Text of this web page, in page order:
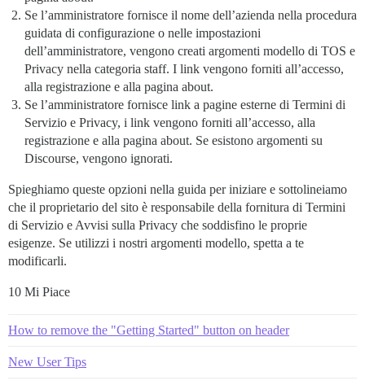
Se l’amministratore fornisce il nome dell’azienda nella procedura
guidata di configurazione o nelle impostazioni
dell’amministratore, vengono creati argomenti modello di TOS e
Privacy nella categoria staff. I link vengono forniti all’accesso,
alla registrazione e alla pagina about.
Se l’amministratore fornisce link a pagine esterne di Termini di
Servizio e Privacy, i link vengono forniti all’accesso, alla
registrazione e alla pagina about. Se esistono argomenti su
Discourse, vengono ignorati.
Spieghiamo queste opzioni nella guida per iniziare e sottolineiamo
che il proprietario del sito è responsabile della fornitura di Termini
di Servizio e Avvisi sulla Privacy che soddisfino le proprie
esigenze. Se utilizzi i nostri argomenti modello, spetta a te
modificarli.
10 Mi Piace
How to remove the "Getting Started" button on header
New User Tips